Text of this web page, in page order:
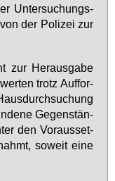
Un­ter­su­chungs­
der Po­li­zei zur
zur Her­aus­ga­be
trotz Auf­for­
Ge­gen­stän­
den Vor­aus­set­
so­weit ei­ne